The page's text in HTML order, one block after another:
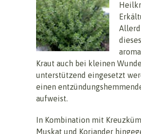
dieses
Kraut auch bei kleinen
unterstützend eingesetzt
einen
aufweist.
In Kombination mit
Muskat und Koriander